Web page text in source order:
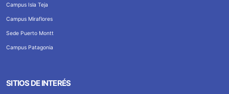
Campus Isla Teja
Campus Miraflores
Sede Puerto Montt
Campus Patagonia
SITIOS DE INTERÉS